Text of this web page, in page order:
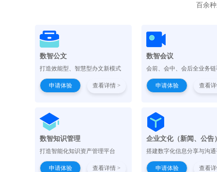
百余
数智公文
打造效能型、智慧型办文新模式
申请体验 查看详情 >
数智会议
会前、会中、会后全业务
申请体验 查看
数智知识管理
打造智能化知识资产管理平台
申请体验 查看详情 >
企业文化（新闻、公告
搭建数字化信息分享与沟
申请体验 查看